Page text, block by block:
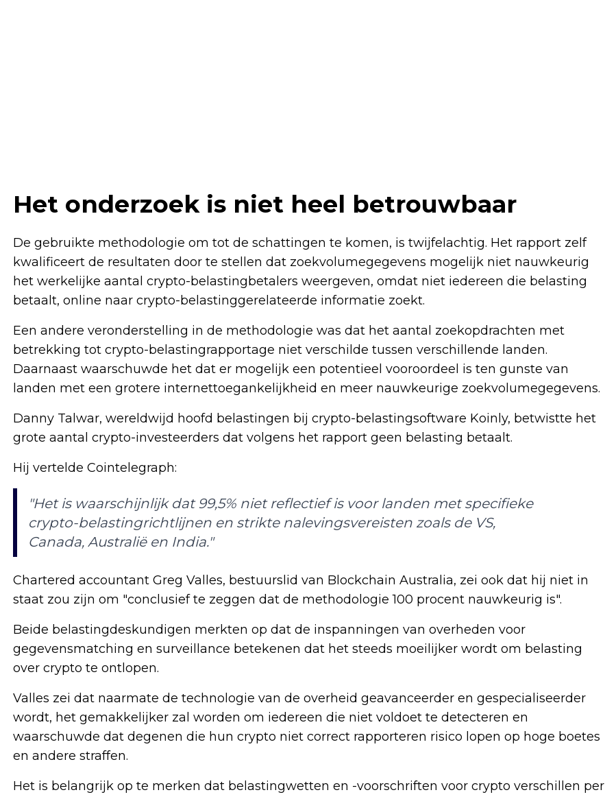
Het onderzoek is niet heel betrouwbaar
De gebruikte methodologie om tot de schattingen te komen, is twijfelachtig. Het rapport zelf
kwalificeert de resultaten door te stellen dat zoekvolumegegevens mogelijk niet nauwkeurig
het werkelijke aantal crypto-belastingbetalers weergeven, omdat niet iedereen die belasting
betaalt, online naar crypto-belastinggerelateerde informatie zoekt.
Een andere veronderstelling in de methodologie was dat het aantal zoekopdrachten met
betrekking tot crypto-belastingrapportage niet verschilde tussen verschillende landen.
Daarnaast waarschuwde het dat er mogelijk een potentieel vooroordeel is ten gunste van
landen met een grotere internettoegankelijkheid en meer nauwkeurige zoekvolumegegevens.
Danny Talwar, wereldwijd hoofd belastingen bij crypto-belastingsoftware Koinly, betwistte het
grote aantal crypto-investeerders dat volgens het rapport geen belasting betaalt.
Hij vertelde Cointelegraph:
"Het is waarschijnlijk dat 99,5% niet reflectief is voor landen met specifieke
crypto-belastingrichtlijnen en strikte nalevingsvereisten zoals de VS,
Canada, Australië en India."
Chartered accountant Greg Valles, bestuurslid van Blockchain Australia, zei ook dat hij niet in
staat zou zijn om "conclusief te zeggen dat de methodologie 100 procent nauwkeurig is".
Beide belastingdeskundigen merkten op dat de inspanningen van overheden voor
gegevensmatching en surveillance betekenen dat het steeds moeilijker wordt om belasting
over crypto te ontlopen.
Valles zei dat naarmate de technologie van de overheid geavanceerder en gespecialiseerder
wordt, het gemakkelijker zal worden om iedereen die niet voldoet te detecteren en
waarschuwde dat degenen die hun crypto niet correct rapporteren risico lopen op hoge boetes
en andere straffen.
Het is belangrijk op te merken dat belastingwetten en -voorschriften voor crypto verschillen per